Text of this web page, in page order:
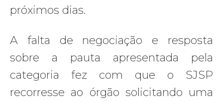
próximos dias.
A falta de negociação e resposta
sobre a pauta apresentada pela
categoria fez com que o SJSP
recorresse ao órgão solicitando uma